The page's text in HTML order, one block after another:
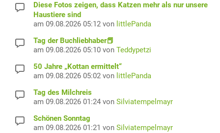
Diese Fotos zeigen, dass Katzen mehr als nur unsere
Haustiere sind
am 09.08.2026 05:12 von littlePanda
Tag der Buchliebhaber📕
am 09.08.2026 05:10 von Teddypetzi
50 Jahre „Kottan ermittelt“
am 09.08.2026 05:02 von littlePanda
Tag des Milchreis
am 09.08.2026 01:24 von Silviatempelmayr
Schönen Sonntag
am 09.08.2026 01:21 von Silviatempelmayr